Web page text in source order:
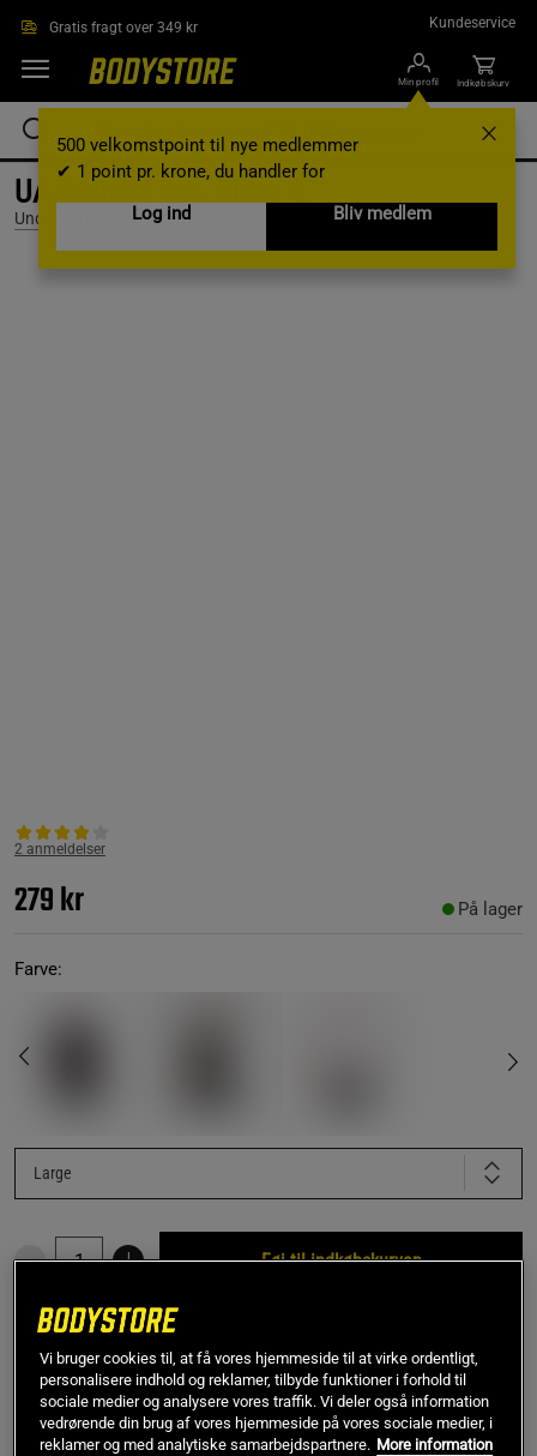
Gratis fragt over 349 kr Kundeservice
Min profil
500 velkomstpoint til nye medlemmer
✔ 1 point pr. krone, du handler for
Log ind
Bliv medlem
Indkøbskurv
UA Tech SS Tee, Black, L
Under Armour
2 anmeldelser
279 kr På lager
Farve:
Large
Føj til indkøbskurven
Rabatkode!
Få 150 kr i rabat med koden SPAR150
ved køb over 799 kr.Log ind eller bliv medlem.
*Gælder ikke drikkevarer eller gavekort. Gælder til og med den 5/8
Vi bruger cookies til, at få vores hjemmeside til at virke ordentligt,
personalisere indhold og reklamer, tilbyde funktioner i forhold til
sociale medier og analysere vores traffik. Vi deler også information
vedrørende din brug af vores hjemmeside på vores sociale medier, i
reklamer og med analytiske samarbejdspartnere. More information